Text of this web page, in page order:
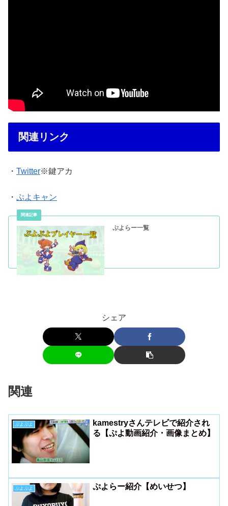
関連リンク
・ Twitter※鍵アカ
・ ぷよキャン
ぷよらー一覧
シェア
関連
ぷよぷよ
kamestryさんテレビで紹介され
る【ぷよ動画紹介・画像まとめ】
ぷよぷよ ぷよらー紹介【めいせつ】